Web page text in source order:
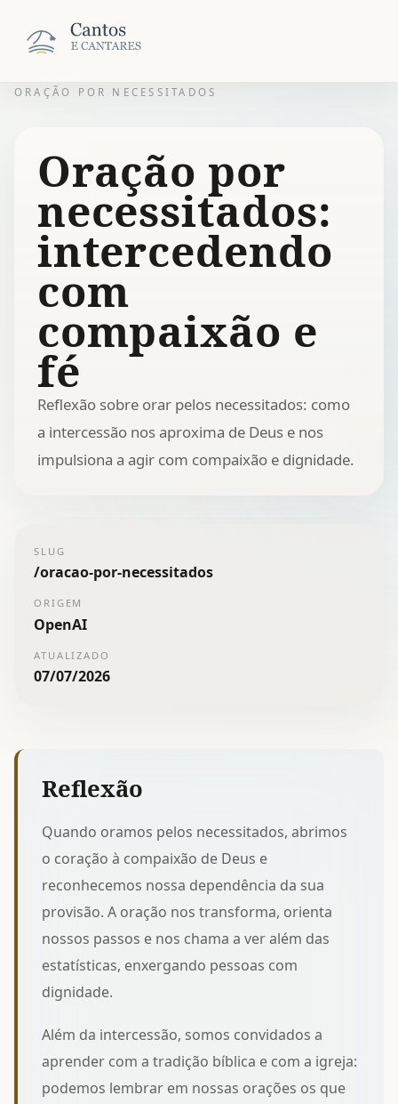
ORAÇÃO POR NECESSITADOS
Oração por
necessitados:
intercedendo
com
compaixão e
fé
Reflexão sobre orar pelos necessitados: como
a intercessão nos aproxima de Deus e nos
impulsiona a agir com compaixão e dignidade.
SLUG
/oracao-por-necessitados
ORIGEM
OpenAI
ATUALIZADO
07/07/2026
Reflexão
Quando oramos pelos necessitados, abrimos
o coração à compaixão de Deus e
reconhecemos nossa dependência da sua
provisão. A oração nos transforma, orienta
nossos passos e nos chama a ver além das
estatísticas, enxergando pessoas com
dignidade.
Além da intercessão, somos convidados a
aprender com a tradição bíblica e com a igreja:
podemos lembrar em nossas orações os que